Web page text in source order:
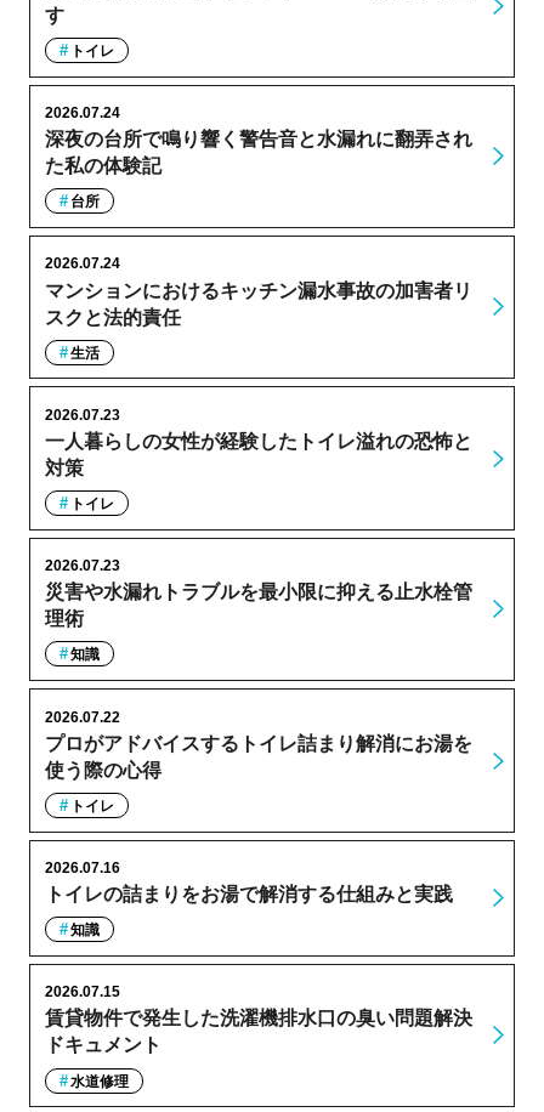
す
トイレ
深夜の台所で鳴り響く警告音と水漏れに翻弄され
た私の体験記
2026.07.24
台所
マンションにおけるキッチン漏水事故の加害者リ
スクと法的責任
2026.07.24
生活
一人暮らしの女性が経験したトイレ溢れの恐怖と
対策
2026.07.23
トイレ
災害や水漏れトラブルを最小限に抑える止水栓管
理術
2026.07.23
知識
プロがアドバイスするトイレ詰まり解消にお湯を
使う際の心得
2026.07.22
トイレ
トイレの詰まりをお湯で解消する仕組みと実践
2026.07.16
知識
賃貸物件で発生した洗濯機排水口の臭い問題解決
ドキュメント
2026.07.15
水道修理